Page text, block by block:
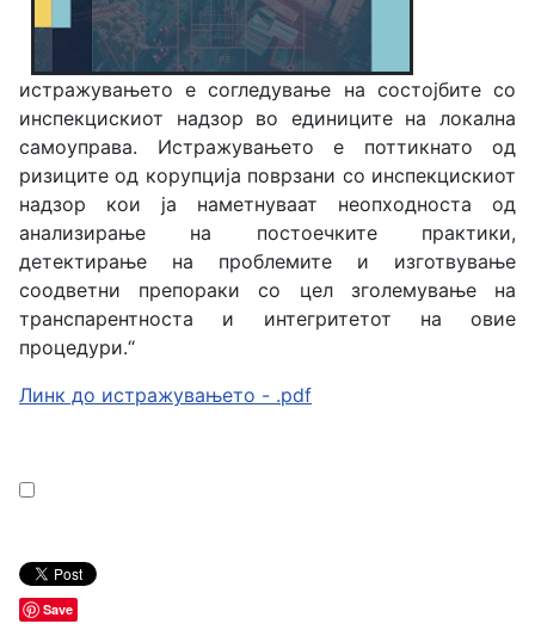
истражувањето е согледување на состојбите со
инспекцискиот надзор во единиците на локална
самоуправа. Истражувањето е поттикнато од
ризиците од корупција поврзани со инспекцискиот
надзор кои ја наметнуваат неопходноста од
анализирање на постоечките практики,
детектирање на проблемите и изготвување
соодветни препораки со цел зголемување на
транспарентноста и интегритетот на овие
процедури.“
Линк до истражувањето - .pdf
Save